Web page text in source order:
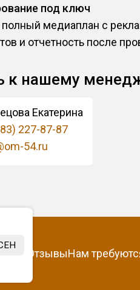
под ключ
медиаплан с
и отчетность после
к нашему
Екатерина
227-87-87
54.ru
ОтзывыНам